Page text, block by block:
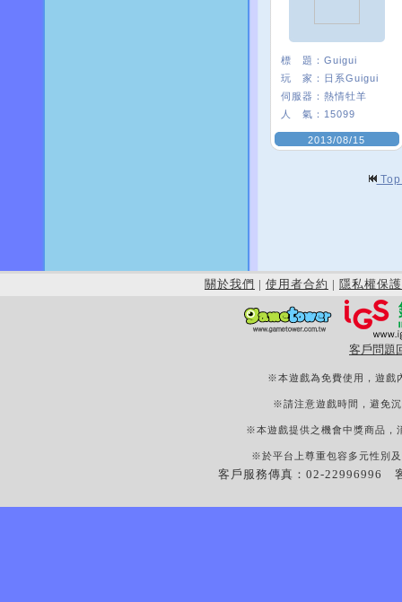
標 題： Guigui
玩 家： 日系Guigui
伺服器： 熱情牡羊
人 氣： 15099
2013/08/15
關於我們 | 使用者合約 | 隱私權保護
客戶問題
※本遊戲為免費使用，遊戲
※請注意遊戲時間，避免
※本遊戲提供之機會中獎商品，
※於平台上尊重包容多元性別
客戶服務傳真：02-22996996